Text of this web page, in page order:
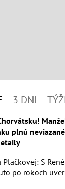
3 DNI
plnú
Plačkovej: S
po rokoch